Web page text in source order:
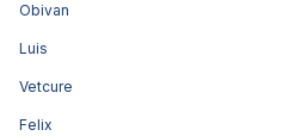
Obivan
Luis
Vetcure
Felix